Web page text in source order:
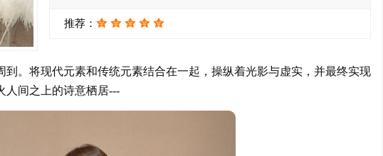
推荐：
到。将现代元素和传统元素结合在一起，操纵着光影与虚实，并最终实现
人间之上的诗意栖居---